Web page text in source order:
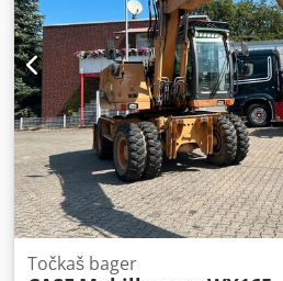
Tehnički podaci: Proizvođač: Karl
Bender / mašina za formiranje
600 mm Podešavanje pritiska
konstrukcija Električni pogon
Primena: proizvodnja knjiga u
knjigoveznice, štamparije,
Dedeziwnbspfx Afveck
korica.
Točkaš bager